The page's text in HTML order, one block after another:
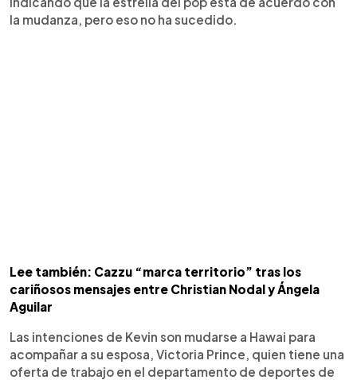
la mudanza, pero eso no ha sucedido.
Lee también: Cazzu “marca territorio” tras los
cariñosos mensajes entre Christian Nodal y Ángela
Aguilar
Las intenciones de Kevin son mudarse a Hawai para
acompañar a su esposa, Victoria Prince, quien tiene una
oferta de trabajo en el departamento de deportes de